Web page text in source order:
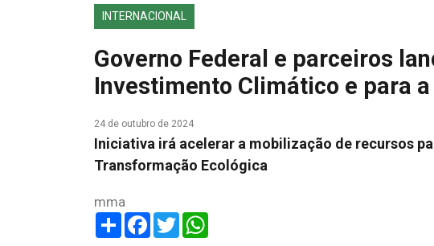
INTERNACIONAL
Governo Federal e parceiros
Investimento Climático e para
24 de outubro de 2024
Iniciativa irá acelerar a mobilização de recursos
Transformação Ecológica
mma
ShareFacebook
Twitter